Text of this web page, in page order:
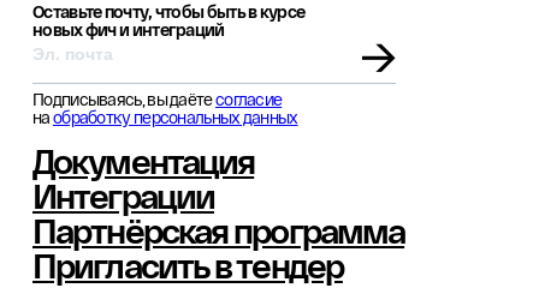
Оставьте почту, чтобы быть в курсе
новых фич и интеграций
Подписываясь, вы даётесогласие
наобработку персональных данных
Интеграции
Документация
Партнёрская программа
Пригласить в тендер
→